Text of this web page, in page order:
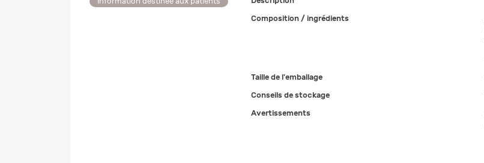
Composition / ingrédients
Taille de l'emballage
Conseils de stockage
Avertissements